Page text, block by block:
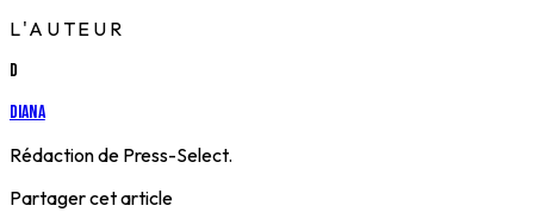
L'AUTEUR
D
Diana
Rédaction de Press-Select.
Partager cet article